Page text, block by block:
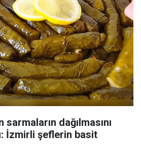
dağılmasını
İzmirli şeflerin basit